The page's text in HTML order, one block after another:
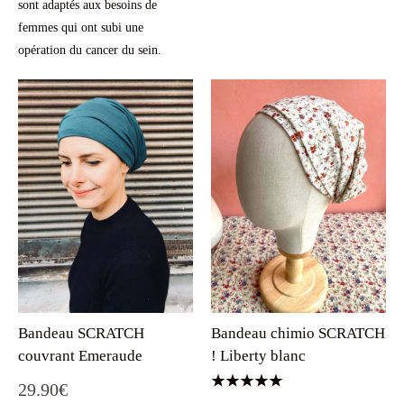
sont adaptés aux besoins de
femmes qui ont subi une
opération du cancer du sein.
Bandeau SCRATCH
couvrant Emeraude
29.90€
Bandeau chimio SCRATCH
! Liberty blanc